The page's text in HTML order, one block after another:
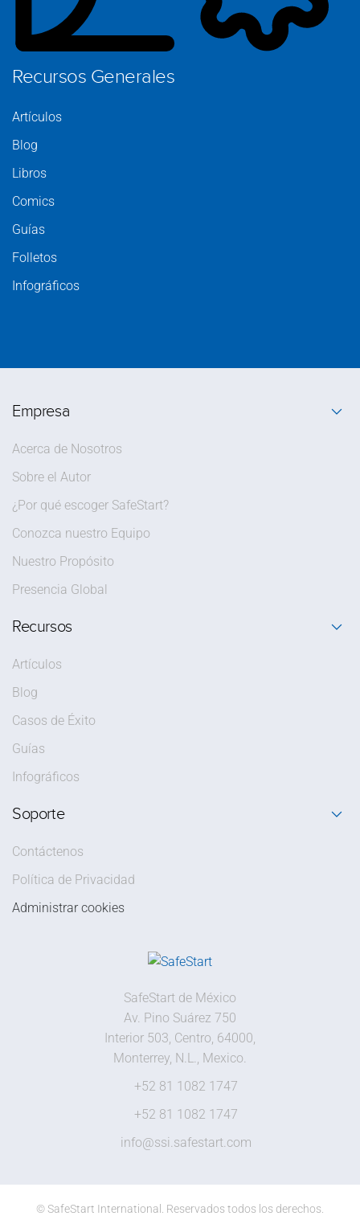
Recursos Generales
Artículos
Blog
Libros
Comics
Guías
Folletos
Infográficos
Empresa
Acerca de Nosotros
Sobre el Autor
¿Por qué escoger SafeStart?
Conozca nuestro Equipo
Nuestro Propósito
Presencia Global
Recursos
Artículos
Blog
Casos de Éxito
Guías
Infográficos
Soporte
Contáctenos
Política de Privacidad
Administrar cookies
SafeStart de México
Av. Pino Suárez 750
Interior 503, Centro, 64000,
Monterrey, N.L., Mexico.
+52 81 1082 1747
+52 81 1082 1747
info@ssi.safestart.com
©SafeStart International. Reservados todos los derechos.